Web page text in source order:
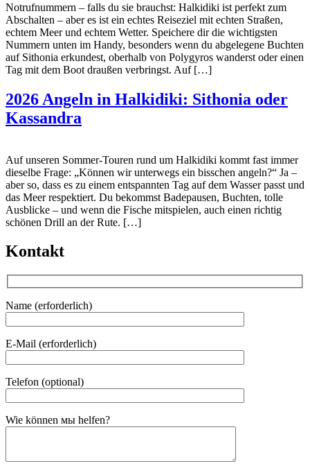
Notrufnummern – falls du sie brauchst: Halkidiki ist perfekt zum
Abschalten – aber es ist ein echtes Reiseziel mit echten Straßen,
echtem Meer und echtem Wetter. Speichere dir die wichtigsten
Nummern unten im Handy, besonders wenn du abgelegene Buchten
auf Sithonia erkundest, oberhalb von Polygyros wanderst oder einen
Tag mit dem Boot draußen verbringst. Auf […]
2026 Angeln in Halkidiki: Sithonia oder
Kassandra
Auf unseren Sommer-Touren rund um Halkidiki kommt fast immer
dieselbe Frage: „Können wir unterwegs ein bisschen angeln?“ Ja –
aber so, dass es zu einem entspannten Tag auf dem Wasser passt und
das Meer respektiert. Du bekommst Badepausen, Buchten, tolle
Ausblicke – und wenn die Fische mitspielen, auch einen richtig
schönen Drill an der Rute. […]
Kontakt
Name (erforderlich)
E-Mail (erforderlich)
Telefon (optional)
Gender
Wie können мы helfen?